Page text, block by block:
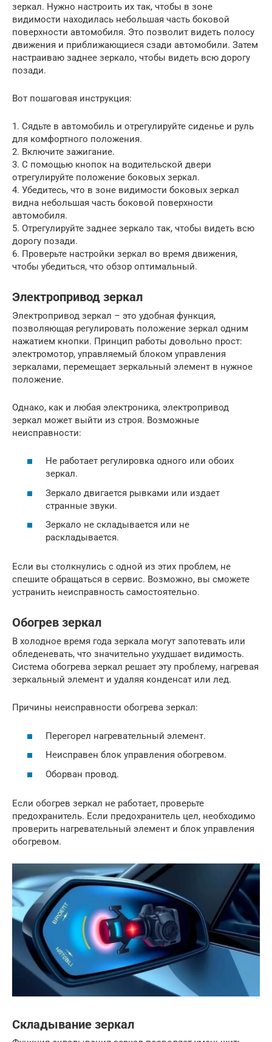
зеркал. Нужно настроить их так, чтобы в зоне
видимости находилась небольшая часть боковой
поверхности автомобиля. Это позволит видеть полосу
движения и приближающиеся сзади автомобили. Затем
настраиваю заднее зеркало, чтобы видеть всю дорогу
позади.
Вот пошаговая инструкция:
1. Сядьте в автомобиль и отрегулируйте сиденье и руль
для комфортного положения.
2. Включите зажигание.
3. С помощью кнопок на водительской двери
отрегулируйте положение боковых зеркал.
4. Убедитесь, что в зоне видимости боковых зеркал
видна небольшая часть боковой поверхности
автомобиля.
5. Отрегулируйте заднее зеркало так, чтобы видеть всю
дорогу позади.
6. Проверьте настройки зеркал во время движения,
чтобы убедиться, что обзор оптимальный.
Электропривод зеркал
Электропривод зеркал – это удобная функция,
позволяющая регулировать положение зеркал одним
нажатием кнопки. Принцип работы довольно прост:
электромотор, управляемый блоком управления
зеркалами, перемещает зеркальный элемент в нужное
положение.
Однако, как и любая электроника, электропривод
зеркал может выйти из строя. Возможные
неисправности:
Не работает регулировка одного или обоих
зеркал.
Зеркало двигается рывками или издает
странные звуки.
Зеркало не складывается или не
раскладывается.
Если вы столкнулись с одной из этих проблем, не
спешите обращаться в сервис. Возможно, вы сможете
устранить неисправность самостоятельно.
Обогрев зеркал
В холодное время года зеркала могут запотевать или
обледеневать, что значительно ухудшает видимость.
Система обогрева зеркал решает эту проблему, нагревая
зеркальный элемент и удаляя конденсат или лед.
Причины неисправности обогрева зеркал:
Перегорел нагревательный элемент.
Неисправен блок управления обогревом.
Оборван провод.
Если обогрев зеркал не работает, проверьте
предохранитель. Если предохранитель цел, необходимо
проверить нагревательный элемент и блок управления
обогревом.
Складывание зеркал